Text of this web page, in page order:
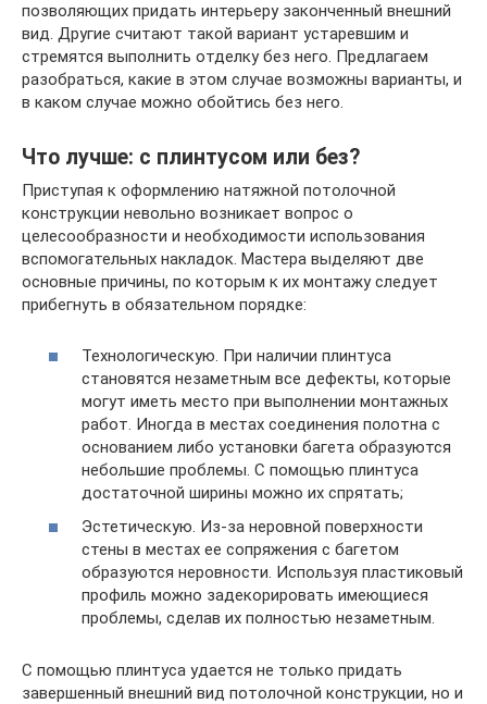
позволяющих придать интерьеру законченный внешний
вид. Другие считают такой вариант устаревшим и
стремятся выполнить отделку без него. Предлагаем
разобраться, какие в этом случае возможны варианты, и
в каком случае можно обойтись без него.
Что лучше: с плинтусом или без?
Приступая к оформлению натяжной потолочной
конструкции невольно возникает вопрос о
целесообразности и необходимости использования
вспомогательных накладок. Мастера выделяют две
основные причины, по которым к их монтажу следует
прибегнуть в обязательном порядке:
Технологическую. При наличии плинтуса
становятся незаметным все дефекты, которые
могут иметь место при выполнении монтажных
работ. Иногда в местах соединения полотна с
основанием либо установки багета образуются
небольшие проблемы. С помощью плинтуса
достаточной ширины можно их спрятать;
Эстетическую. Из-за неровной поверхности
стены в местах ее сопряжения с багетом
образуются неровности. Используя пластиковый
профиль можно задекорировать имеющиеся
проблемы, сделав их полностью незаметным.
С помощью плинтуса удается не только придать
завершенный внешний вид потолочной конструкции, но и